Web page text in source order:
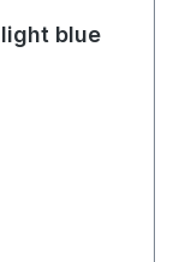
light blue